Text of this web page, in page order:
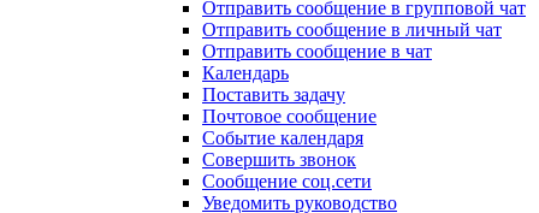
Отправить сообщение в групповой чат
Отправить сообщение в личный чат
Отправить сообщение в чат
Календарь
Поставить задачу
Почтовое сообщение
Событие календаря
Совершить звонок
Сообщение соц.сети
Уведомить руководство